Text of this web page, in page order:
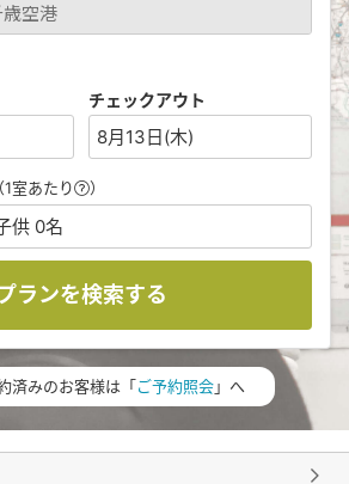
チェックアウト
8月13日(木)
（1室あたり ）
供 0名
ランを検索する
済みのお客様は「ご予約照会」へ